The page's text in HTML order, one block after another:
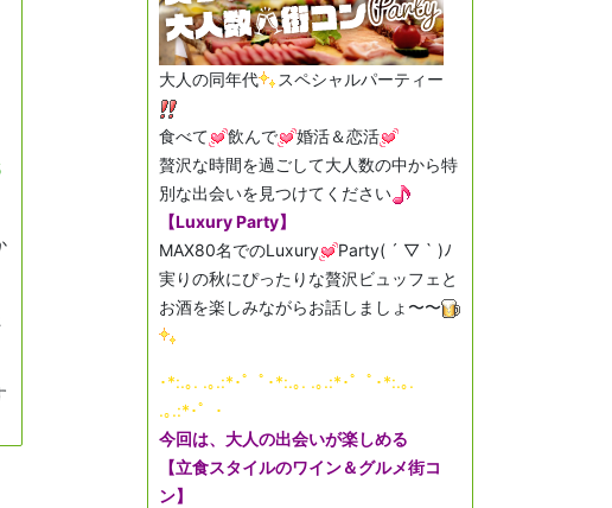
大人の同年代 スペシャルパーティー
食べて 飲んで
婚活＆恋活
贅沢な時間を過ごして大人数の中から特
別な出会いを見つけてください
【Luxury Party】
MAX80名でのLuxury
Party( ´ ▽ ` )ﾉ
実りの秋にぴったりな贅沢ビュッフェと
お酒を楽しみながらお話しましょ〜〜
･*:.｡. .｡.:*･゜ﾟ･*:.｡. .｡.:*･゜ﾟ･*:.｡.
.｡.:*･゜･
今回は、大人の出会いが楽しめる
【立食スタイルのワイン＆グルメ街コ
ン】